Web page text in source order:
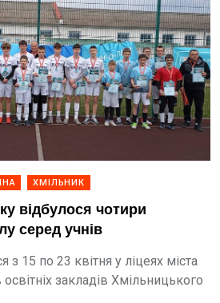
ХМІЛЬНИК
відбулося чотири
серед учнів
з 15 по 23 квітня у ліцеях міста
закладів Хмільницького